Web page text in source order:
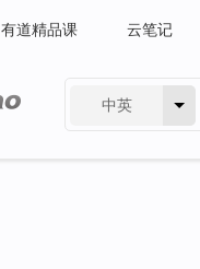
有道精品课 云笔记
中英